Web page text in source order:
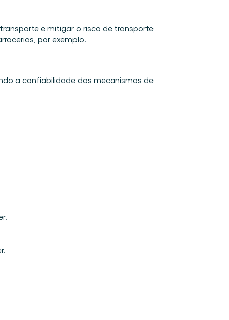
e mitigar o risco de transporte
por exemplo.
a confiabilidade dos mecanismos de